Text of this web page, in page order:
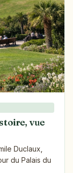
vue
Duclaux,
du Palais du